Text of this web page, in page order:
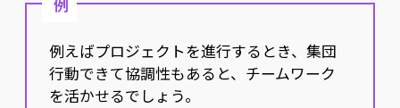
例えばプロジェクトを進行するとき、集団
行動できて協調性もあると、チームワーク
を活かせるでしょう。